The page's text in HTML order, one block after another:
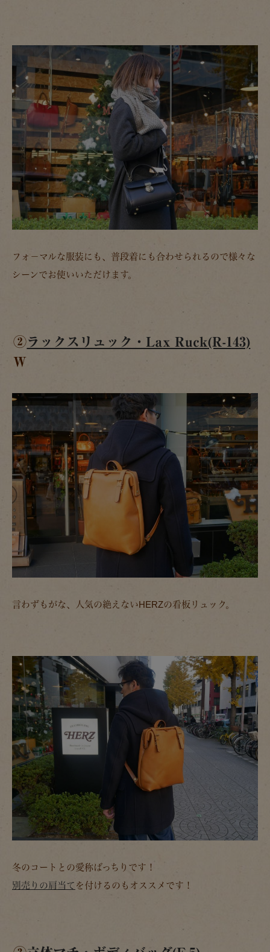
フォ－マルな服装にも、普段着にも合わせられるので様々な
シーンでお使いいただけます。
②ラックスリュック・Lax Ruck(R-143)
W
言わずもがな、人気の絶えないHERZの看板リュック。
冬のコートとの愛称ばっちりです！
別売りの肩当て を付けるのもオススメです！